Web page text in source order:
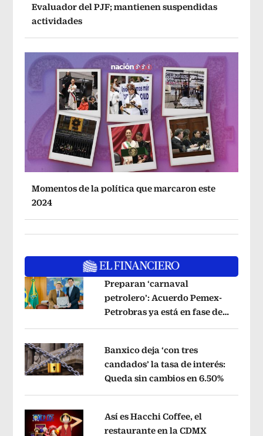
Evaluador del PJF; mantienen suspendidas
actividades
Momentos de la política que marcaron este
2024
Opens in new window
Preparan ‘carnaval
petrolero’: Acuerdo Pemex-
Petrobras ya está en fase de
Opens in new window
Banxico deja ‘con tres
candados’ la tasa de interés:
Queda sin cambios en 6.50%Opens
Así es Hacchi Coffee, el
restaurante en la CDMX